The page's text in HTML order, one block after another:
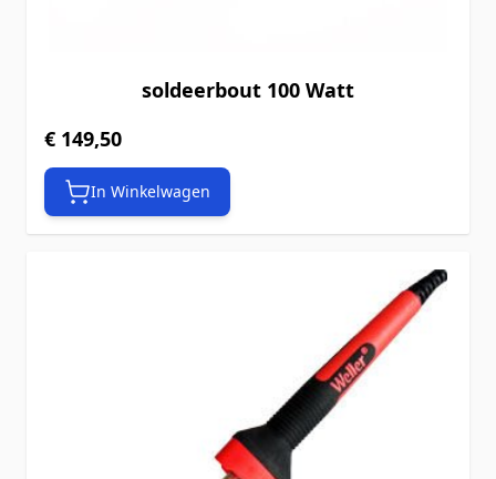
soldeerbout 100 Watt
€ 149,50
In Winkelwagen